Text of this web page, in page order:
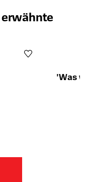
erwähnte
'Was